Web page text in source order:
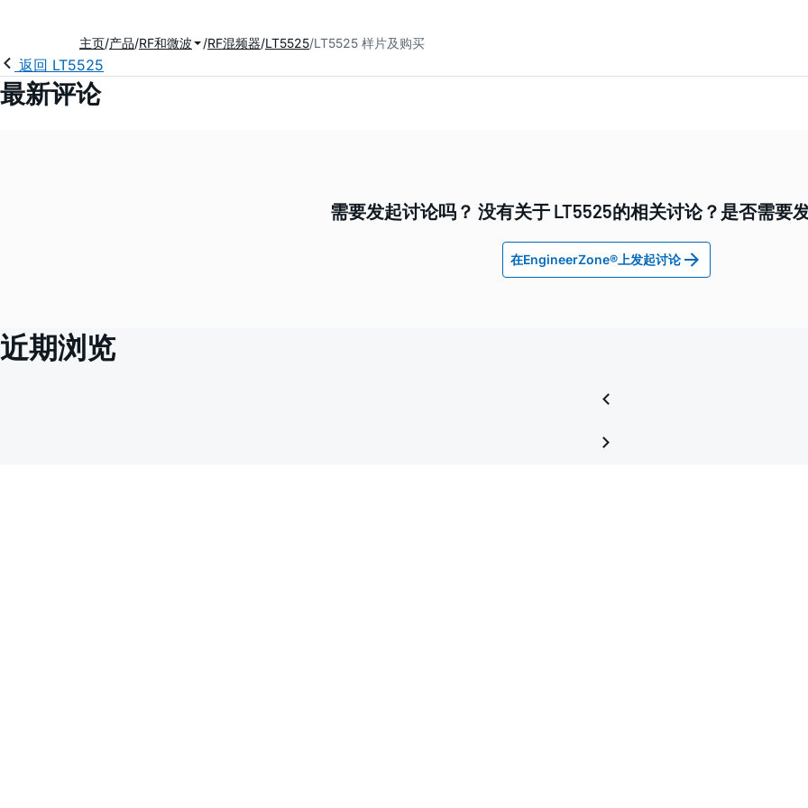
主页 产品 RF和微波 RF混频器 LT5525 LT5525 样片及购买
返回 LT5525
最新评论
需要发起讨论吗？ 没有关于 LT5525的相关讨论？是否需要
在EngineerZone®上发起讨论
近期浏览